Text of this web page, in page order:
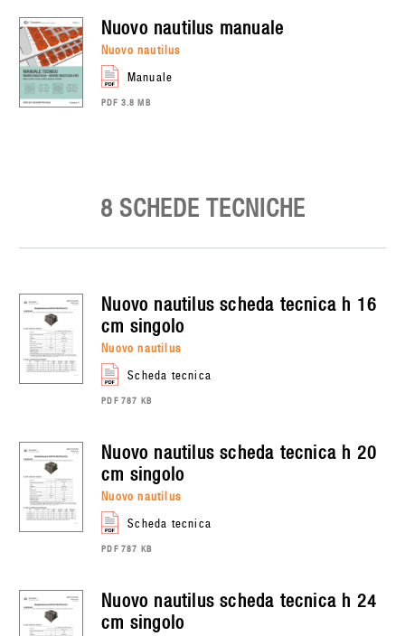
nuovo nautilus manuale
nuovo nautilus
manuale
PDF 3.8 MB
8 SCHEDE TECNICHE
nuovo nautilusscheda tecnica h 16
cm singolo
nuovo nautilus
scheda tecnica
PDF 787 KB
nuovo nautilusscheda tecnica h 20
cm singolo
nuovo nautilus
scheda tecnica
PDF 787 KB
nuovo nautilusscheda tecnica h 24
cm singolo